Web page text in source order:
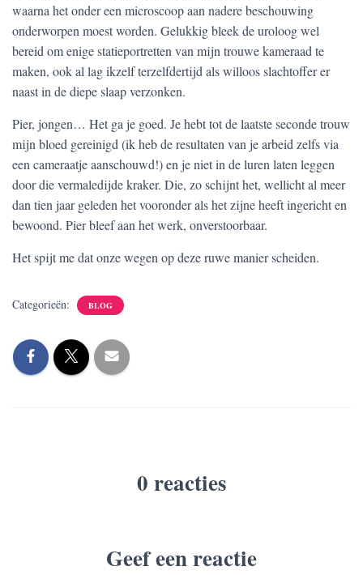
waarna het onder een microscoop aan nadere beschouwing
onderworpen moest worden. Gelukkig bleek de uroloog wel
bereid om enige statieportretten van mijn trouwe kameraad te
maken, ook al lag ikzelf terzelfdertijd als willoos slachtoffer er
naast in de diepe slaap verzonken.
Pier, jongen… Het ga je goed. Je hebt tot de laatste seconde trouw
mijn bloed gereinigd (ik heb de resultaten van je arbeid zelfs via
een cameraatje aanschouwd!) en je niet in de luren laten leggen
door die vermaledijde kraker. Die, zo schijnt het, wellicht al meer
dan tien jaar geleden het vooronder als het zijne heeft ingericht en
bewoond. Pier bleef aan het werk, onverstoorbaar.
Het spijt me dat onze wegen op deze ruwe manier scheiden.
Categorieën: BLOG
0 reacties
Geef een reactie